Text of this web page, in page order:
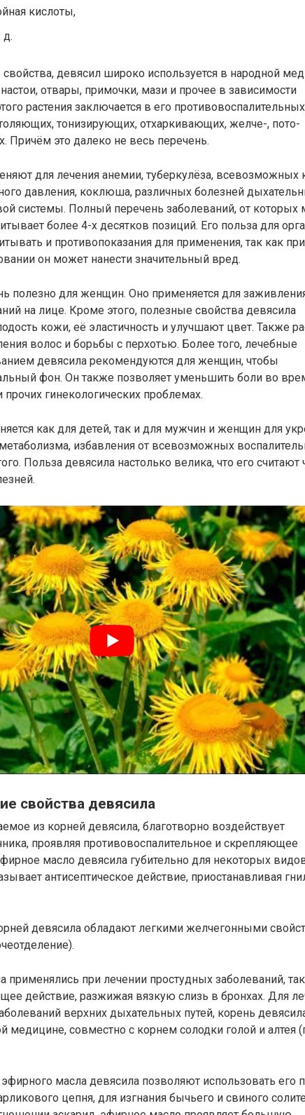
кислоты,
д.
девясил широко используется в народной
отвары, примочки, мази и прочее в зависимости
растения заключается в его
тонизирующих, отхаркивающих, желче-, пото-
Причём это далеко не весь перечень.
для лечения анемии, туберкулёза,
давления, коклюша, различных болезней
системы. Полный перечень заболеваний, от которых
более 4-х десятков позиций. Его польза для
и противопоказания для применения, так как при
он может нанести значительный вред.
полезно для женщин. Оно применяется для
на лице. Кроме этого, полезные свойства девясила
кожи, её эластичность и улучшают цвет. Также
волос и борьбы с перхотью. Более того, лечебные
девясила рекомендуются для женщин, чтобы
фон. Он также позволяет уменьшить боли во
гинекологических проблемах.
как для детей, так и для мужчин и женщин для
избавления от всевозможных
Польза девясила настолько велика, что его считают
свойства девясила
из корней девясила, благотворно воздействует
проявляя противовоспалительное и скрепляющее
масло девясила губительно для некоторых
антисептическое действие, приостанавливая
девясила обладают легкими желчегонными
применялись при лечении простудных заболеваний,
действие, разжижая вязкую слизь в бронхах. Для
верхних дыхательных путей, корень
медицине, совместно с корнем солодки голой и алтея
масла девясила позволяют использовать его
цепня, для изгнания бычьего и свиного